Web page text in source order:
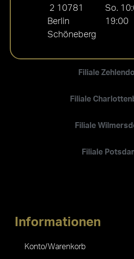
Filiale
Filiale
Filiale
Filiale
2 10781
Berlin
Schöneberg
So.
19:00
Informationen
Konto/Warenkorb